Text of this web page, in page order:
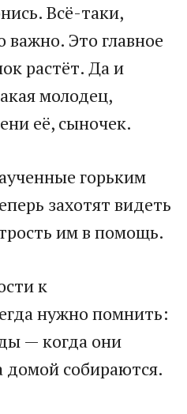
Всё-таки,
важно. Это главное
растёт. Да и
молодец,
её, сыночек.​
горьким
захотят видеть
им в помощь.​
к
нужно помнить:
— когда они
домой собираются.​